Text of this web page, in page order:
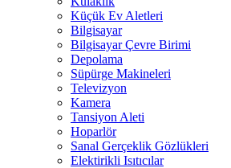
Küçük Ev Aletleri
Bilgisayar
Bilgisayar Çevre Birimi
Depolama
Süpürge Makineleri
Televizyon
Kamera
Tansiyon Aleti
Hoparlör
Sanal Gerçeklik Gözlükleri
Elektirikli Isıtıcılar